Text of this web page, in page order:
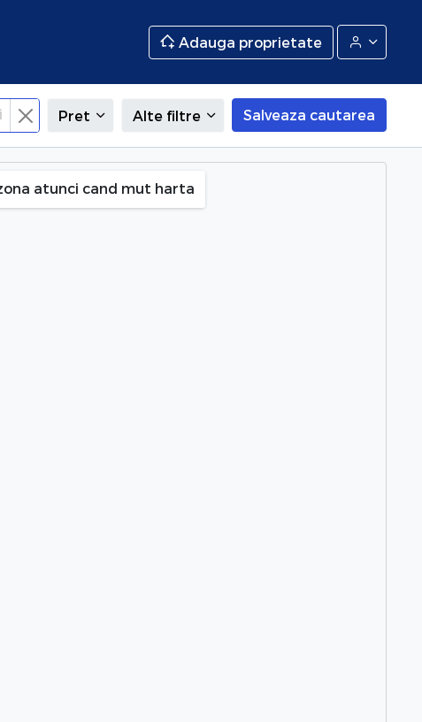
Adauga proprietate
Pret Alte filtre Salveaza cautarea
atunci cand mut harta